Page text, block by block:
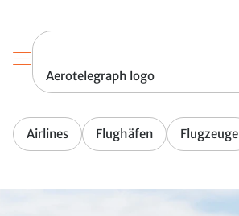
Aerotelegraph logo
Airlines Flughäfen Flugzeuge